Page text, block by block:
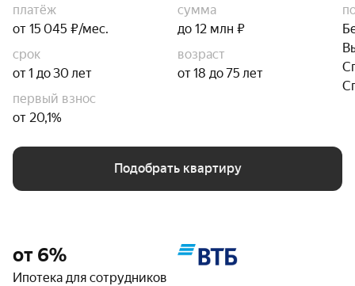
платёж
от 15 045 ₽/мес.
сумма
до 12 млн ₽
срок
от 1 до 30 лет
возраст
от 18 до 75 лет
первый взнос
от 20,1%
Подобрать квартиру
от 6%
Ипотека для сотрудников